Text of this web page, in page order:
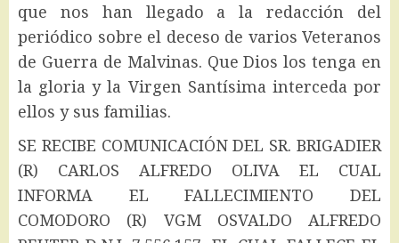
que nos han llegado a la redacción del
periódico sobre el deceso de varios Veteranos
de Guerra de Malvinas. Que Dios los tenga en
la gloria y la Virgen Santísima interceda por
ellos y sus familias.
SE RECIBE COMUNICACIÓN DEL SR. BRIGADIER
(R) CARLOS ALFREDO OLIVA EL CUAL
INFORMA EL FALLECIMIENTO DEL
COMODORO (R) VGM OSVALDO ALFREDO